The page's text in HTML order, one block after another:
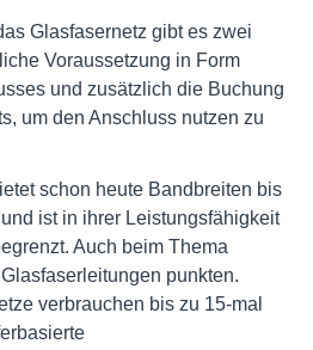
Glasfasernetz gibt es zwei
Voraussetzung in Form
und zusätzlich die Buchung
um den Anschluss nutzen zu
schon heute Bandbreiten bis
ist in ihrer Leistungsfähigkeit
Auch beim Thema
punkten.
verbrauchen bis zu 15-mal